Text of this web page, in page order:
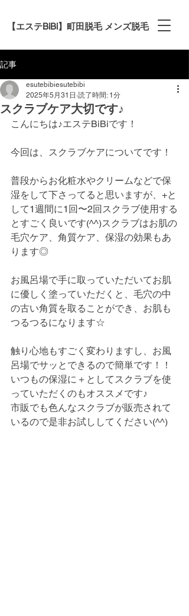
【エステBiBi】町田脱毛 メンズ脱毛
記事
スクラブケア大切です♪
esutebibiesutebibi
2025年5月31日 読了時間: 1分
こんにちは♪エステBiBiです！
今回は、スクラブケアについてです！
普段からお化粧水やクリームなどで保
湿をして下さってると思いますが、+と
して1週間に1回〜2回スクラブ使用する
とすごく良いです(^^)スクラブはお肌の
毛穴ケア、角質ケア、保湿の効果もあ
ります◎
お風呂場で手に取っていただいてお肌
に優しく塗っていただくと、毛穴の中
の古い角質を取ることができ、お肌も
つるつるになります☆
触り心地もすごく変わりますし、お風
呂場でサッとできるので簡単です！！
いつもの保湿に＋としてスクラブを使
っていただくのもオススメです♪
市販でも色んなスクラブが販売されて
いるので是非お試ししてください(^^)